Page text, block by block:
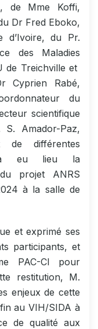
de Mme Koffi,
Dr Fred Eboko,
d’Ivoire, du Pr.
des Maladies
de Treichville et
Cyprien Rabé,
du
scientifique
Amador-Paz,
de différentes
eu lieu la
projet ANRS
à la salle de
et exprimé ses
participants, et
PAC-CI pour
restitution, M.
enjeux de cette
au VIH/SIDA à
de qualité aux